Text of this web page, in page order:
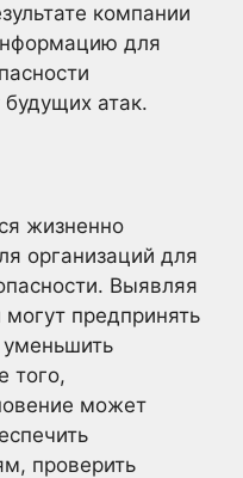
компании
для
атак.
жизненно
организаций для
Выявляя
предпринять
того,
может
проверить